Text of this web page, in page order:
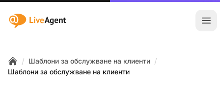
:site.title
Home
/ Шаблони за обслужване на клиенти /
Шаблони за обслужване на клиенти